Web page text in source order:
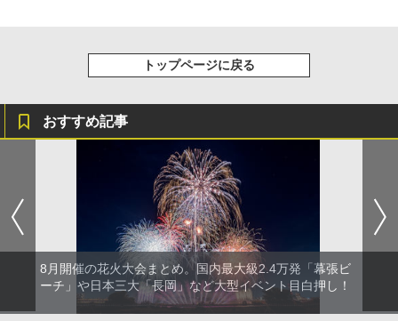
トップページに戻る
おすすめ記事
8月開催の花火大会まとめ。国内最大級2.4万発「幕張ビ
ーチ」や日本三大「長岡」など大型イベント目白押し！